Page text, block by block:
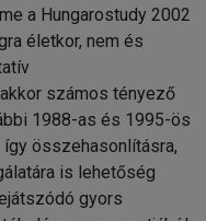
a Hungarostudy 2002
életkor, nem és
számos tényező
1988-as és 1995-ös
összehasonlításra,
is lehetőség
gyors